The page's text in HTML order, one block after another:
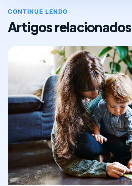
CONTINUE LENDO
Artigos relacionados